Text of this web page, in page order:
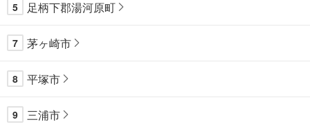
5 足柄下郡湯河原町
7 茅ヶ崎市
8 平塚市
9 三浦市